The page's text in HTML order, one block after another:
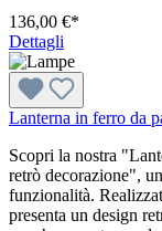
136,00 €*
Dettagli
Lanterna in ferro da
Scopri la nostra
retrò decorazione",
funzionalità.
presenta un design